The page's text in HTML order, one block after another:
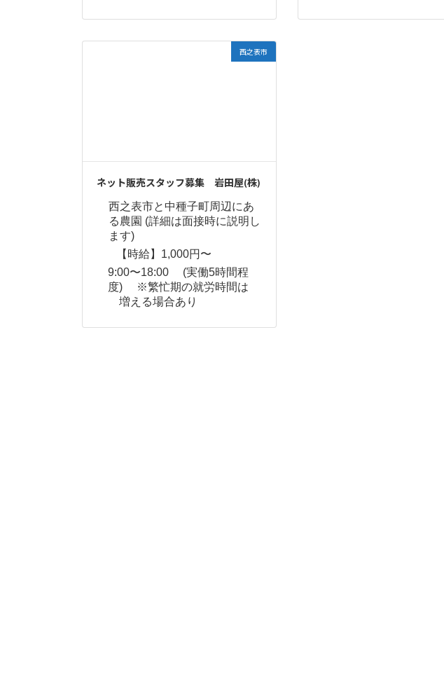
西之表市
ネット販売スタッフ募集 岩田屋(株)
西之表市と中種子町周辺にあ
る農園 (詳細は面接時に説明し
ます)
【時給】1,000円〜
9:00〜18:00 (実働5時間程
度) ※繁忙期の就労時間は
増える場合あり